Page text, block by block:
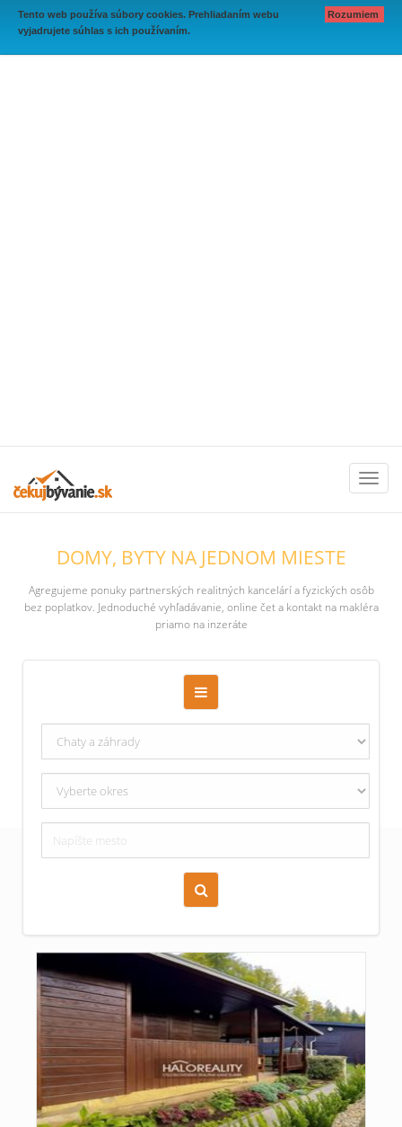
Tento web používa súbory cookies. Prehliadaním webu
vyjadrujete súhlas s ich používaním.
Rozumiem
DOMY, BYTY NA JEDNOM MIESTE
Agregujeme ponuky partnerských realitných kancelárí a fyzických osôb
bez poplatkov. Jednoduché vyhľadávanie, online čet a kontakt na makléra
priamo na inzeráte
Zoraď podľa času pridania